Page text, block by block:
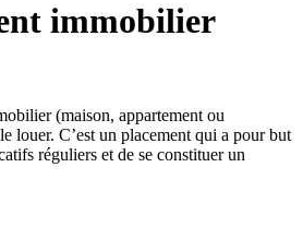
immobilier
(maison, appartement ou
louer. C’est un placement qui a pour but
réguliers et de se constituer un